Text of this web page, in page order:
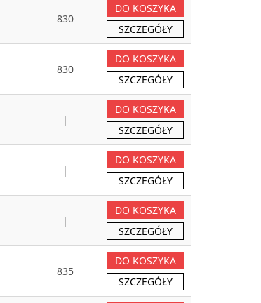
830
DO KOSZYKA
SZCZEGÓŁY
830
DO KOSZYKA
SZCZEGÓŁY
|
DO KOSZYKA
SZCZEGÓŁY
|
DO KOSZYKA
SZCZEGÓŁY
|
DO KOSZYKA
SZCZEGÓŁY
835
DO KOSZYKA
SZCZEGÓŁY